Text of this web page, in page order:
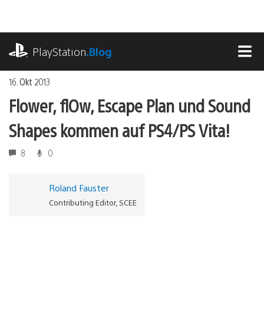
springen
PlayStation.Blog
16. Okt 2013
Flower, flOw, Escape Plan und Sound
Shapes kommen auf PS4/PS Vita!
8 0
Roland Fauster
Contributing Editor, SCEE